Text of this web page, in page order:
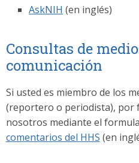
AskNIH (en inglés)
Consultas de
comunicación
Si usted es miembro de los
(reportero o periodista), por
nosotros mediante el
comentarios del HHS (en